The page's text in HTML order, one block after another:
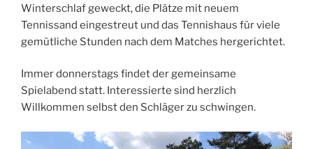
Winterschlaf geweckt, die Plätze mit neuem
Tennissand eingestreut und das Tennishaus für viele
gemütliche Stunden nach dem Matches hergerichtet.
Immer donnerstags findet der gemeinsame
Spielabend statt. Interessierte sind herzlich
Willkommen selbst den Schläger zu schwingen.